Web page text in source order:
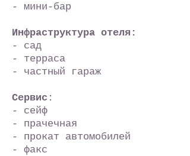
- мини-бар
Инфраструктура отеля:
- сад
- терраса
- частный гараж
Сервис :
- сейф
- прачечная
- прокат автомобилей
- факс